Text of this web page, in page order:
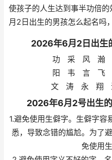
使孩子的人生达到事半功倍
月2日出生的男孩怎么起名吗
2026年6月2日出生
功 采 风 瀚
阳 韦 言 飞
文 涛 永 翔
2026年6月2号出生
1.避免使用生僻字。生僻字
悉，导致念错的尴尬。为了
免使用生